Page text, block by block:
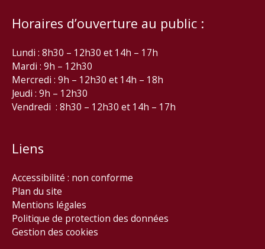
Horaires d’ouverture au public :
Lundi : 8h30 – 12h30 et 14h – 17h
Mardi : 9h – 12h30
Mercredi : 9h – 12h30 et 14h – 18h
Jeudi : 9h – 12h30
Vendredi : 8h30 – 12h30 et 14h – 17h
Liens
Accessibilité : non conforme
Plan du site
Mentions légales
Politique de protection des données
Gestion des cookies